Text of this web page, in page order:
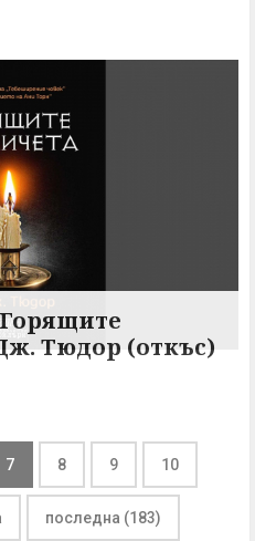
Тюдор (откъс)
7 8 9 10
последна (183)